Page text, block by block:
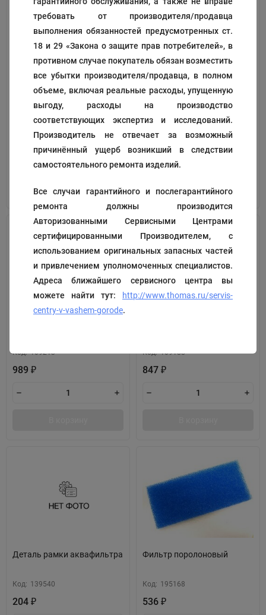
требовать от производителя/продавца
выполнения обязанностей предусмотренных ст.
18 и 29 «Закона о защите прав потребителей», в
противном случае покупатель обязан возместить
все убытки производителя/продавца, в полном
объеме, включая реальные расходы, упущенную
выгоду, расходы на производство
соответствующих экспертиз и исследований.
Производитель не отвечает за возможный
причинённый ущерб возникший в следствии
самостоятельного ремонта изделий.
Все случаи гарантийного и послегарантийного
ремонта должны производится
Авторизованными Сервисными Центрами
сертифицированными Производителем, с
использованием оригинальных запасных частей
и привлечением уполномоченных специалистов.
Адреса ближайшего сервисного центра вы
можете найти тут: http://www.thomas.ru/servis-
centry-v-vashem-gorode.
Фильтр
водоотталкивающий
195198
₽
В корзину
ручка ведра для грязной
воды
Код: 192478
Цена по запросу
В корзину
Код: 109213
989 ₽
Код: 109188
847 ₽
Деталь рамки аквафильтра
Код: 139540
204 ₽
Фильтр поролоновый
Код: 195168
536 ₽